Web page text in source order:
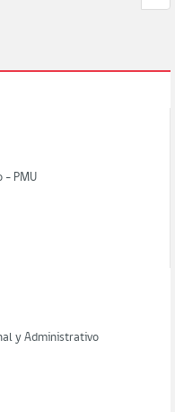
- PMU
y Administrativo